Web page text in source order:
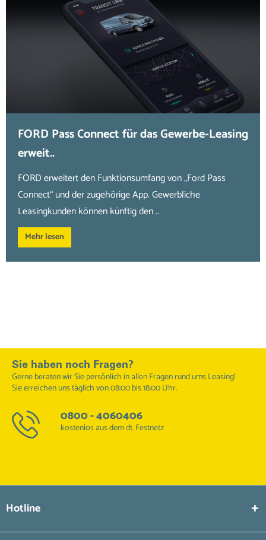
FORD Pass Connect für das Gewerbe-Leasing
erweit..
FORD erweitert den Funktionsumfang von „Ford Pass
Connect“ und der zugehörige App. Gewerbliche
Leasingkunden können künftig den ..
Mehr lesen
Sie haben noch Fragen?
Gerne beraten wir Sie persönlich in allen Fragen rund ums Leasing!
Sie erreichen uns täglich von 08:00 bis 18:00 Uhr.
0800 - 4060406
kostenlos aus dem dt. Festnetz
Hotline